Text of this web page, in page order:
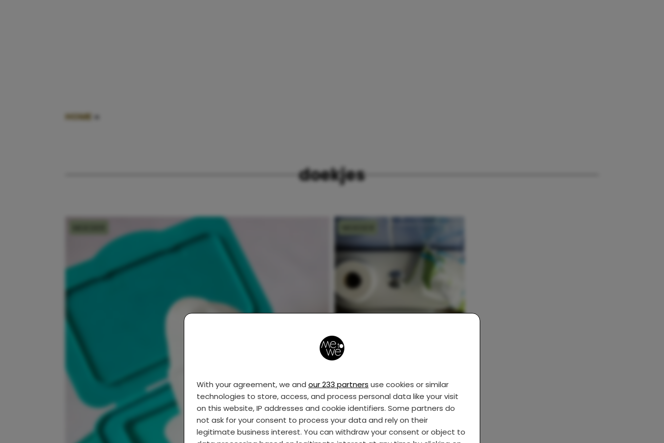
With your agreement, we and our 233 partners use cookies or similar
technologies to store, access, and process personal data like your visit
on this website, IP addresses and cookie identifiers. Some partners do
not ask for your consent to process your data and rely on their
legitimate business interest. You can withdraw your consent or object to
HOME »
doekjes
14 Tekenen dat je